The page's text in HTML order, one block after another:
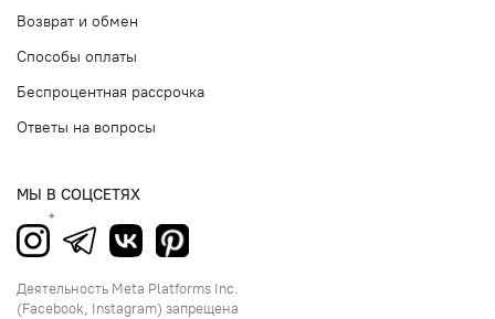
Возврат и обмен
Способы оплаты
Беспроцентная рассрочка
Ответы на вопросы
МЫ В СОЦСЕТЯХ
Деятельность Meta Platforms Inc.
(Facebook, Instagram) запрещена